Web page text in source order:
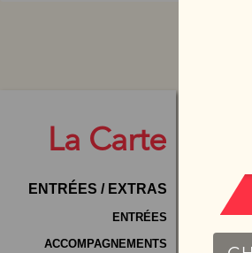
Contact
Mentions
Légales
La Carte
ENTRÉES / EXTRAS
ENTRÉES
ACCOMPAGNEMENTS